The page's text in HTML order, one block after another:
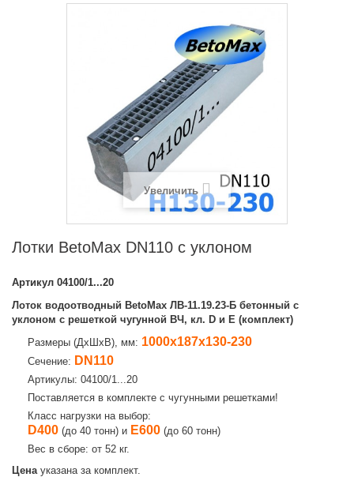
Увеличить
Лотки BetoMax DN110 с уклоном
Артикул 04100/1...20
Лоток водоотводный BetoMax ЛВ-11.19.23-Б бетонный с
уклоном с решеткой чугунной ВЧ, кл. D и E (комплект)
Размеры (ДхШхВ), мм: 1000х187х130-230
Сечение: DN110
Артикулы: 04100/1...20
Поставляется в комплекте с чугунными решетками!
Класс нагрузки на выбор:
D400 (до 40 тонн) и E600 (до 60 тонн)
Вес в сборе: от 52 кг.
Ценауказана за комплект.